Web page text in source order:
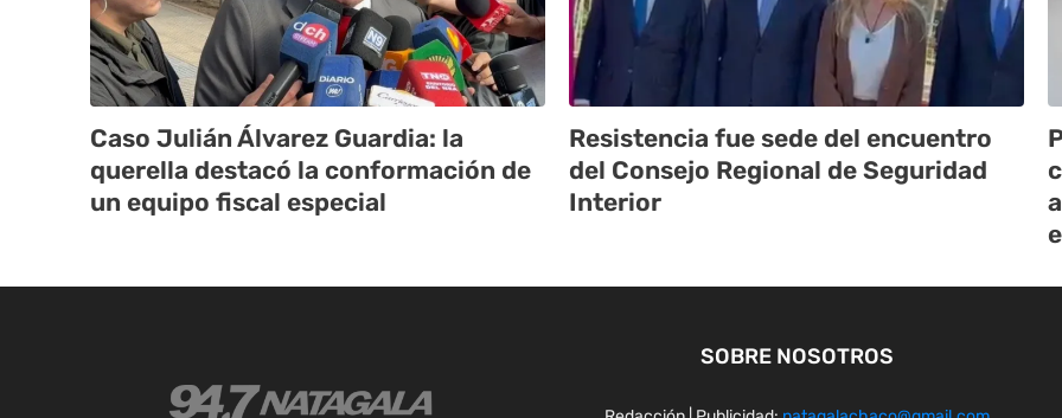
Caso Julián Álvarez Guardia: la
querella destacó la conformación de
un equipo fiscal especial
Resistencia fue sede del encuentro
del Consejo Regional de Seguridad
Interior
SOBRE NOSOTROS